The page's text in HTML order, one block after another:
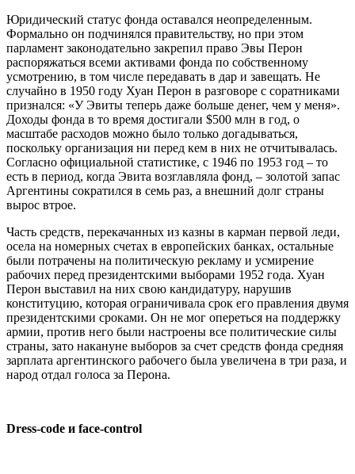
Юридический статус фонда оставался неопределенным.
Формально он подчинялся правительству, но при этом
парламент законодательно закрепил право Эвы Перон
распоряжаться всеми активами фонда по собственному
усмотрению, в том числе передавать в дар и завещать. Не
случайно в 1950 году Хуан Перон в разговоре с соратниками
признался: «У Эвиты теперь даже больше денег, чем у меня».
Доходы фонда в то время достигали $500 млн в год, о
масштабе расходов можно было только догадываться,
поскольку организация ни перед кем в них не отчитывалась.
Согласно официальной статистике, с 1946 по 1953 год – то
есть в период, когда Эвита возглавляла фонд, – золотой запас
Аргентины сократился в семь раз, а внешний долг страны
вырос втрое.
Часть средств, перекачанных из казны в карман первой леди,
осела на номерных счетах в европейских банках, остальные
были потрачены на политическую рекламу и усмирение
рабочих перед президентскими выборами 1952 года. Хуан
Перон выставил на них свою кандидатуру, нарушив
конституцию, которая ограничивала срок его правления двумя
президентскими сроками. Он не мог опереться на поддержку
армии, против него были настроены все политические силы
страны, зато накануне выборов за счет средств фонда средняя
зарплата аргентинского рабочего была увеличена в три раза, и
народ отдал голоса за Перона.
Dress-code и face-control